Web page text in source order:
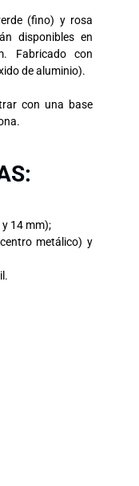
(fino) y rosa
disponibles en
Fabricado con
de aluminio).
con una base
14 mm);
metálico) y